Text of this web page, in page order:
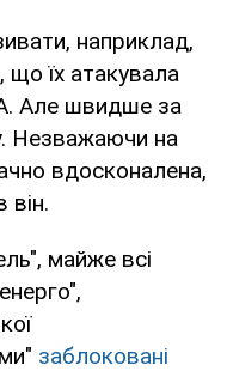
наприклад,
що їх атакувала
Але швидше за
Незважаючи на
вдосконалена,
він.
майже всі
заблоковані